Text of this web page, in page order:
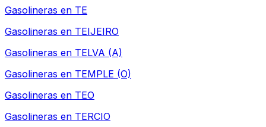
Gasolineras en TE
Gasolineras en TEIJEIRO
Gasolineras en TELVA (A)
Gasolineras en TEMPLE (O)
Gasolineras en TEO
Gasolineras en TERCIO